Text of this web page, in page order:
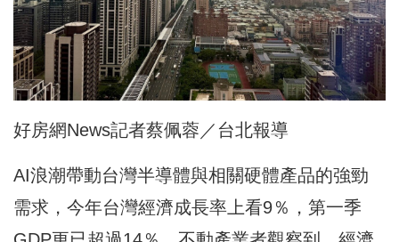
好房網News記者蔡佩蓉／台北報導
AI浪潮帶動台灣半導體與相關硬體產品的強勁
需求，今年台灣經濟成長率上看9％，第一季